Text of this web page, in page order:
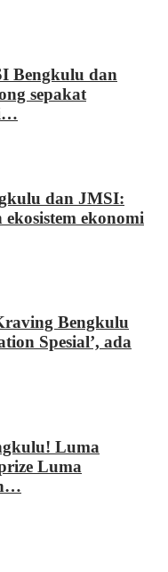
Bengkulu dan
sepakat
dan JMSI:
ekonomi
Bengkulu
Spesial’, ada
Luma
Luma